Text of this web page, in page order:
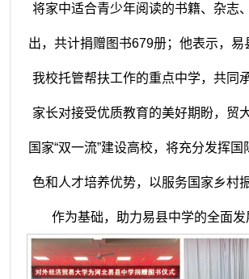
将家中适合青少年阅读的书籍、杂志
出，共计捐赠图书679册；他表示，易
我校托管帮扶工作的重点中学，共同
家长对接受优质教育的美好期盼，贸
国家“双一流”建设高校，将充分发挥国
色和人才培养优势，以服务国家乡村
作为基础，助力易县中学的全面发